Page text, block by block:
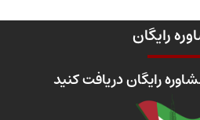
دریافت کنید